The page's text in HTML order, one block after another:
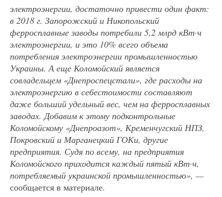
электроэнергии, достаточно привести один факт:
в 2018 г. Запорожский и Никопольский
ферросплавные заводы потребили 5,2 млрд кВт·ч
электроэнергии, и это 10% всего объема
потребления электроэнергии промышленностью
Украины. А еще Коломойский является
совладельцем «Днепроспецстали», где расходы на
электроэнергию в себестоимости составляют
даже больший удельный вес, чем на ферросплавных
заводах. Добавим к этому подконтрольные
Коломойскому «Днепроазот», Кременчугский НПЗ,
Покровский и Марганецкий ГОКи, другие
предприятия. Судя по всему, на предприятия
Коломойского приходится каждый пятый кВт·ч,
потребляемый украинской промышленностью», —
сообщается в материале.